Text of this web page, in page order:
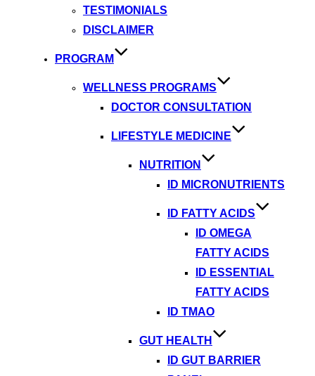
TESTIMONIALS
DISCLAIMER
PROGRAM
WELLNESS PROGRAMS
DOCTOR CONSULTATION
LIFESTYLE MEDICINE
NUTRITION
ID MICRONUTRIENTS
ID FATTY ACIDS
ID OMEGA
FATTY ACIDS
ID ESSENTIAL
FATTY ACIDS
ID TMAO
GUT HEALTH
ID GUT BARRIER